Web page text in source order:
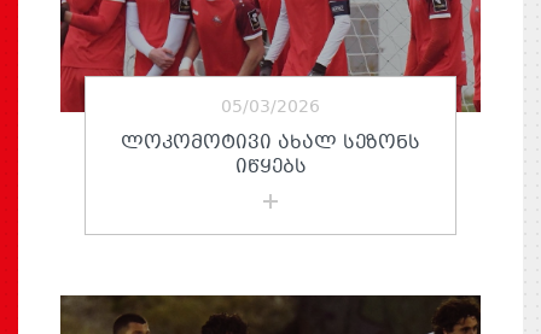
05/03/2026
ᲚᲝᲙᲝᲛᲝᲢᲘᲕᲘ ᲐᲮᲐᲚ ᲡᲔᲖᲝᲜᲡ
ᲘᲬᲧᲔᲑᲡ